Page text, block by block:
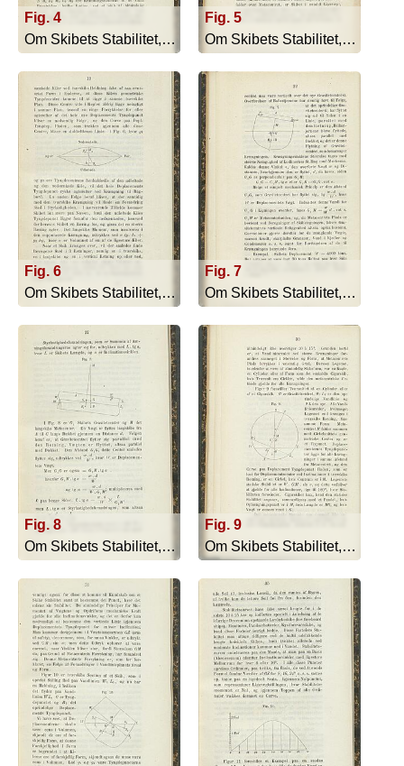
Fig. 4
Om Skibets Stabilitet, Bevægelser I S... - 1879
Fig. 5
Om Skibets Stabilitet, Bevægelser I S... - 1879
Fig. 6
Om Skibets Stabilitet, Bevægelser I S... - 1879
Fig. 7
Om Skibets Stabilitet, Bevægelser I S... - 1879
Fig. 8
Om Skibets Stabilitet, Bevægelser I S... - 1879
Fig. 9
Om Skibets Stabilitet, Bevægelser I S... - 1879